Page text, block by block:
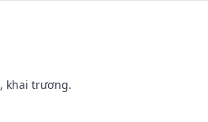
khai trương.